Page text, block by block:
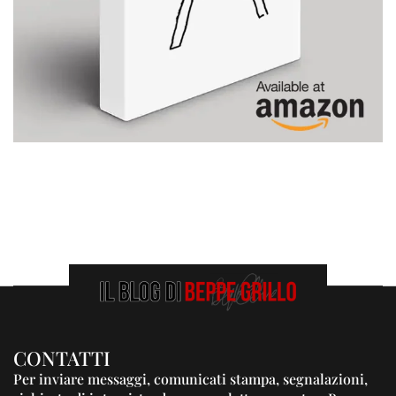
CONTATTI
Per inviare messaggi, comunicati stampa, segnalazioni,